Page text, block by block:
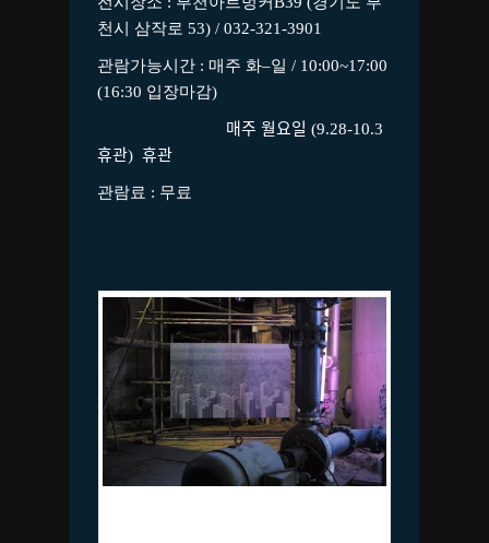
천시 삼작로 53) / 032-321-3901
관람가능시간 : 매주 화–일 / 10:00~17:00
(16:30 입장마감)
매주 월요일 (9.28-10.3
휴관) 휴관
관람료 : 무료